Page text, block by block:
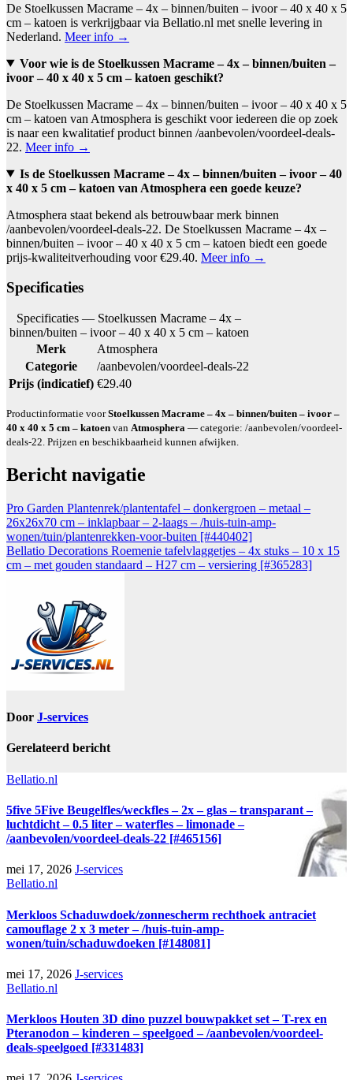
De Stoelkussen Macrame – 4x – binnen/buiten – ivoor – 40 x 40 x 5
cm – katoen is verkrijgbaar via Bellatio.nl met snelle levering in
Nederland. Meer info →
Voor wie is de Stoelkussen Macrame – 4x – binnen/buiten –
ivoor – 40 x 40 x 5 cm – katoen geschikt?
De Stoelkussen Macrame – 4x – binnen/buiten – ivoor – 40 x 40 x 5
cm – katoen van Atmosphera is geschikt voor iedereen die op zoek
is naar een kwalitatief product binnen /aanbevolen/voordeel-deals-
22. Meer info →
Is de Stoelkussen Macrame – 4x – binnen/buiten – ivoor – 40
x 40 x 5 cm – katoen van Atmosphera een goede keuze?
Atmosphera staat bekend als betrouwbaar merk binnen
/aanbevolen/voordeel-deals-22. De Stoelkussen Macrame – 4x –
binnen/buiten – ivoor – 40 x 40 x 5 cm – katoen biedt een goede
prijs-kwaliteitverhouding voor €29.40. Meer info →
Specificaties
Specificaties — Stoelkussen Macrame – 4x –
binnen/buiten – ivoor – 40 x 40 x 5 cm – katoen
Merk
Atmosphera
Categorie
/aanbevolen/voordeel-deals-22
Prijs (indicatief) €29.40
Productinformatie voorStoelkussen Macrame – 4x – binnen/buiten – ivoor –
40 x 40 x 5 cm – katoen van Atmosphera — categorie: /aanbevolen/voordeel-
deals-22. Prijzen en beschikbaarheid kunnen afwijken.
Bericht navigatie
Pro Garden Plantenrek/plantentafel – donkergroen – metaal –
26x26x70 cm – inklapbaar – 2-laags – /huis-tuin-amp-
wonen/tuin/plantenrekken-voor-buiten [#440402]
Bellatio Decorations Roemenie tafelvlaggetjes – 4x stuks – 10 x 15
cm – met gouden standaard – H27 cm – versiering [#365283]
Door J-services
Gerelateerd bericht
Bellatio.nl
5five 5Five Beugelfles/weckfles – 2x – glas – transparant –
luchtdicht – 0.5 liter – waterfles – limonade –
/aanbevolen/voordeel-deals-22 [#465156]
mei 17, 2026 J-services
Bellatio.nl
Merkloos Schaduwdoek/zonnescherm rechthoek antraciet
camouflage 2 x 3 meter – /huis-tuin-amp-
wonen/tuin/schaduwdoeken [#148081]
mei 17, 2026 J-services
Bellatio.nl
Merkloos Houten 3D dino puzzel bouwpakket set – T-rex en
Pteranodon – kinderen – speelgoed – /aanbevolen/voordeel-
deals-speelgoed [#331483]